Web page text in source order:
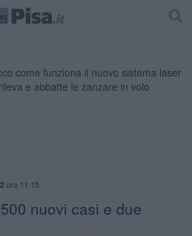
ore 11:15
nuovi casi e due